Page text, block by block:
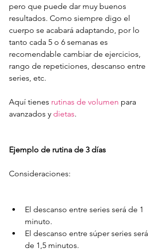
pero que puede dar muy buenos
resultados. Como siempre digo el
cuerpo se acabará adaptando, por lo
tanto cada 5 o 6 semanas es
recomendable cambiar de ejercicios,
rango de repeticiones, descanso entre
series, etc.
Aquí tienes rutinas de volumen para
avanzados y dietas.
Ejemplo de rutina de 3 días
Consideraciones:
El descanso entre series será de 1
minuto.
El descanso entre súper series será
de 1,5 minutos.